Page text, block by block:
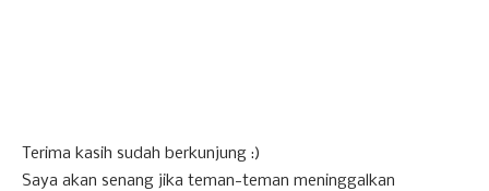
Terima kasih sudah berkunjung :)
Saya akan senang jika teman-teman meninggalkan